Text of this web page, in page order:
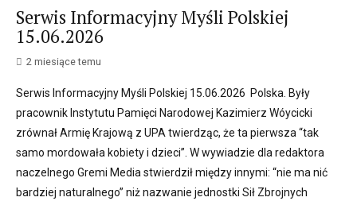
Serwis Informacyjny Myśli Polskiej
15.06.2026
2 miesiące temu
Serwis Informacyjny Myśli Polskiej 15.06.2026 Polska. Były
pracownik Instytutu Pamięci Narodowej Kazimierz Wóycicki
zrównał Armię Krajową z UPA twierdząc, że ta pierwsza “tak
samo mordowała kobiety i dzieci”. W wywiadzie dla redaktora
naczelnego Gremi Media stwierdził między innymi: “nie ma nić
bardziej naturalnego” niż nazwanie jednostki Sił Zbrojnych